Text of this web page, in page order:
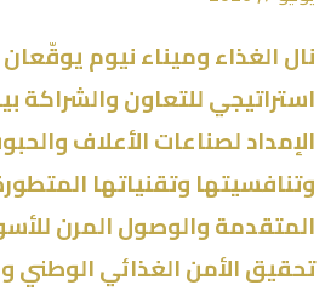
نال الغذاء وميناء نيوم
استراتيجي للتعاون والشراكة
الإمداد لصناعات الأعلاف
وتنافسيتها وتقنياتها
المتقدمة والوصول المرن
تحقيق الأمن الغذائي الوطني